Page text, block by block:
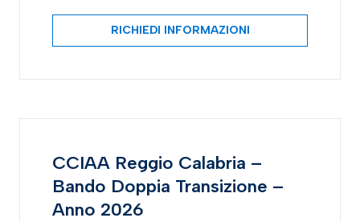
RICHIEDI INFORMAZIONI
CCIAA Reggio Calabria –
Bando Doppia Transizione –
Anno 2026